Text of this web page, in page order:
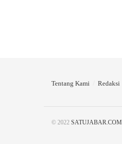
Tentang Kami Redaksi
© 2022 SATUJABAR.COM